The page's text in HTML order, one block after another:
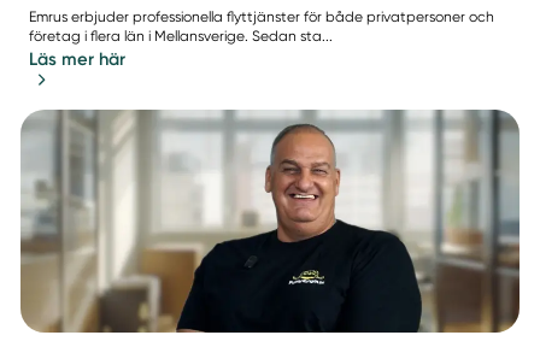
Emrus erbjuder professionella flyttjänster för både privatpersoner och
företag i flera län i Mellansverige. Sedan sta...
Läs mer här